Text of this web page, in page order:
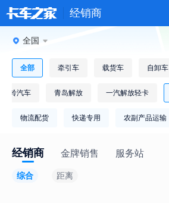
经销商
全国
全部 牵引车 载货车 自卸车
江铃汽车 青岛解放 一汽解放轻卡
物流配货 快递专用 农副产品运输
经销商 金牌销售 服务站
综合 距离